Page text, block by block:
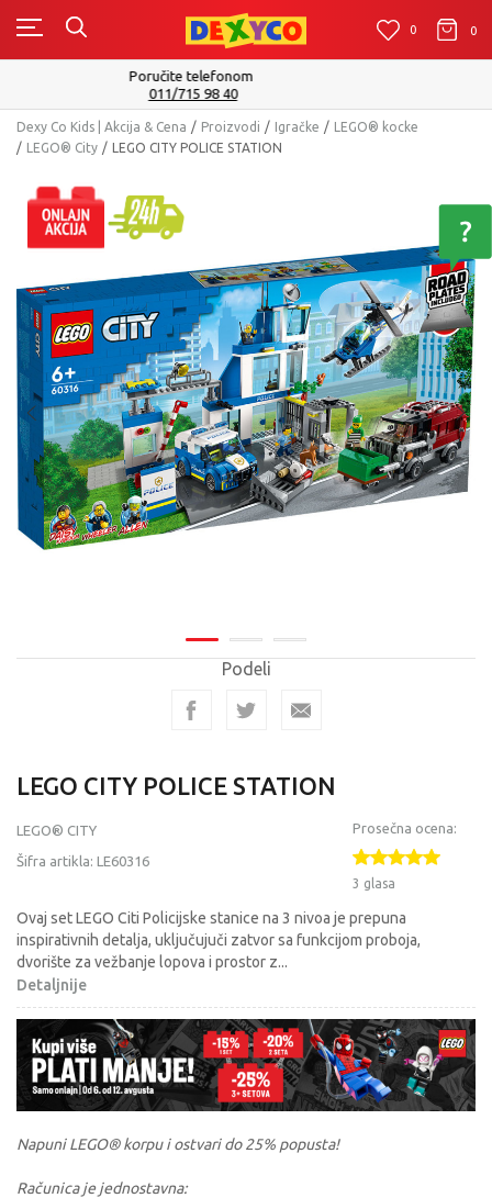
0 0 0
Isporuku možete očekivati u roku od 2 do 4 radna dana!
Pogledaj više
Dexy Co Kids | Akcija & Cena Proizvodi Igračke
LEGO® kocke
LEGO® City
LEGO CITY POLICE STATION
Podeli
LEGO CITY POLICE STATION
LEGO® CITY
Šifra artikla: LE60316
Prosečna ocena:
3 glasa
Ovaj set LEGO Citi Policijske stanice na 3 nivoa je prepuna
inspirativnih detalja, uključujuči zatvor sa funkcijom proboja,
dvorište za vežbanje lopova i prostor z...
Detaljnije
Napuni LEGO® korpu i ostvari do 25% popusta!
Računica je jednostavna: